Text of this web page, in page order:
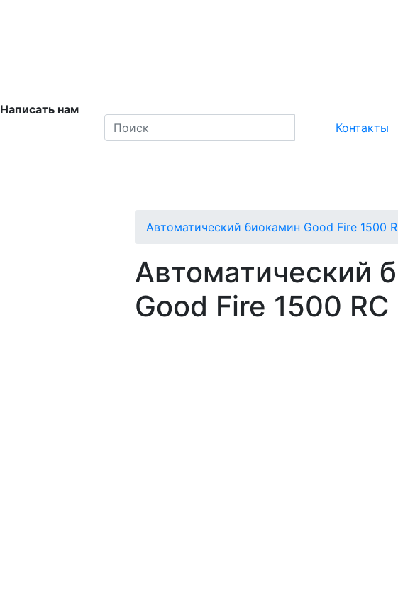
Написать нам
Контакты
Автоматический биокамин Good Fire 1500
Автоматический
Good Fire 1500 RC